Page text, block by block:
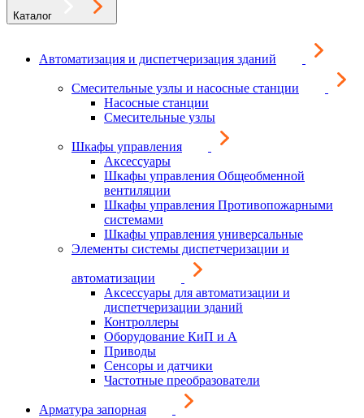
Каталог
Автоматизация и диспетчеризация зданий
Смесительные узлы и насосные станции
Насосные станции
Смесительные узлы
Шкафы управления
Аксессуары
Шкафы управления Общеобменной
вентиляции
Шкафы управления Противопожарными
системами
Шкафы управления универсальные
Элементы системы диспетчеризации и
автоматизации
Аксессуары для автоматизации и
диспетчеризации зданий
Контроллеры
Оборудование КиП и А
Приводы
Сенсоры и датчики
Частотные преобразователи
Арматура запорная